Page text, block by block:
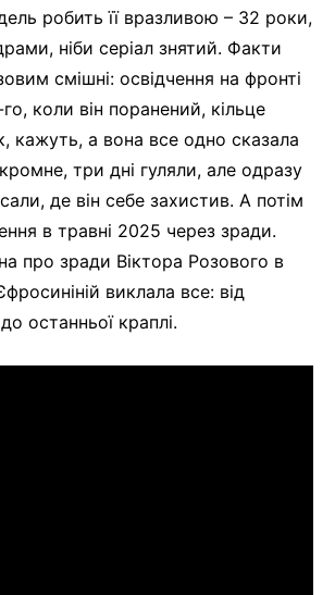
робить її вразливою – 32 роки,
ніби серіал знятий. Факти
смішні: освідчення на фронті
коли він поранений, кільце
кажуть, а вона все одно сказала
три дні гуляли, але одразу
де він себе захистив. А потім
в травні 2025 через зради.
про зради Віктора Розового в
виклала все: від
останньої краплі.